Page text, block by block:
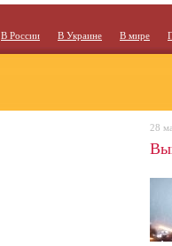
В России В Украине В мире
28